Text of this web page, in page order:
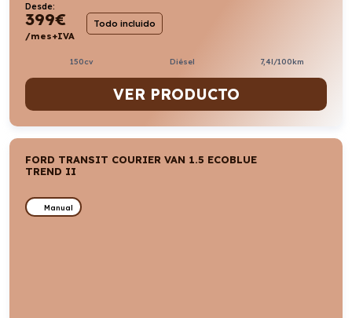
Desde:
399€
/mes+IVA
Todo incluido
150cv Diésel 7,4l/100km
VER PRODUCTO
FORD TRANSIT COURIER VAN 1.5 ECOBLUE
TREND II
Manual